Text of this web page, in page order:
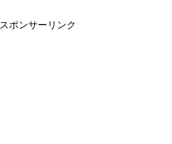
スポンサーリンク